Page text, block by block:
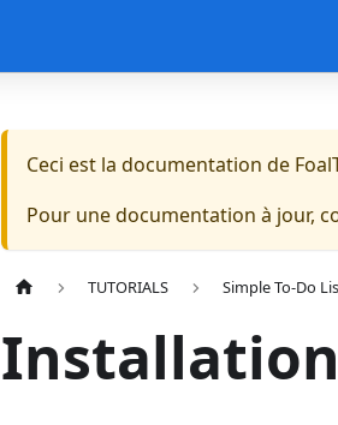
Ceci est la documentation de
Pour une documentation à jour,
TUTORIALS Simple To-Do
Installation